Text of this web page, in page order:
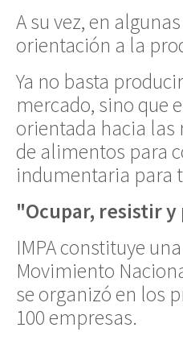
A su vez, en
orientación a la
Ya no basta
mercado, sino que
orientada hacia las
de alimentos para
indumentaria para
"Ocupar, resistir
IMPA constituye
Movimiento
se organizó en los
100 empresas.